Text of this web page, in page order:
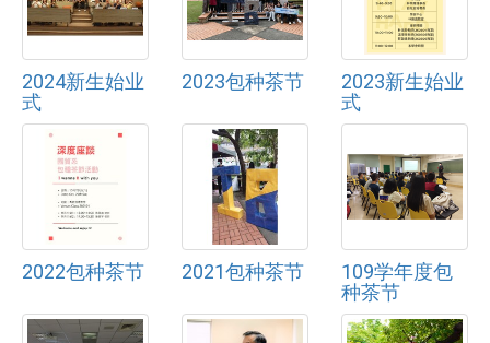
2024新生始业
式
2023包种茶节
2023新生始业
式
2022包种茶节 2021包种茶节
109学年度包
种茶节